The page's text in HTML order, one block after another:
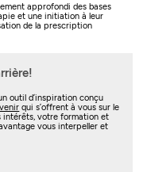
approfondi des bases
et une initiation à leur
de la prescription
outil d’inspiration conçu
qui s’offrent à vous sur le
intérêts, votre formation et
vous interpeller et